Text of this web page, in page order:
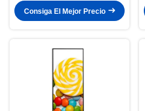
Consiga El Mejor Precio